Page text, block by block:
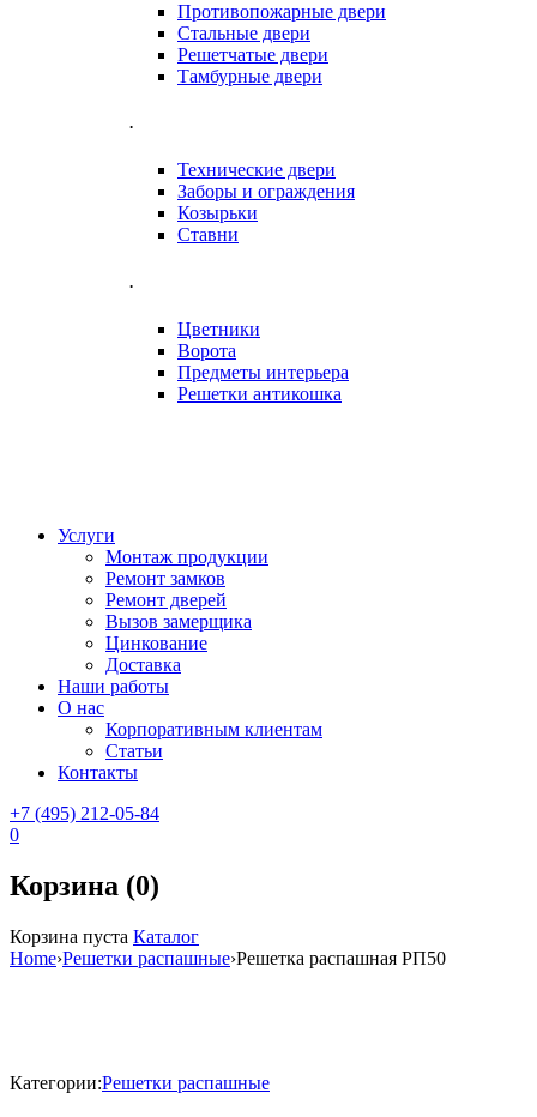
Противопожарные двери
Стальные двери
Решетчатые двери
Тамбурные двери
.
Технические двери
Заборы и ограждения
Козырьки
Ставни
.
Цветники
Ворота
Предметы интерьера
Решетки антикошка
Услуги
Монтаж продукции
Ремонт замков
Ремонт дверей
Вызов замерщика
Цинкование
Доставка
Наши работы
О нас
Корпоративным клиентам
Статьи
Контакты
+7 (495) 212-05-84
0
Корзина (0)
Корзина пуста Каталог
Home›Решетки распашные›Решетка распашная РП50
Категории:Решетки распашные